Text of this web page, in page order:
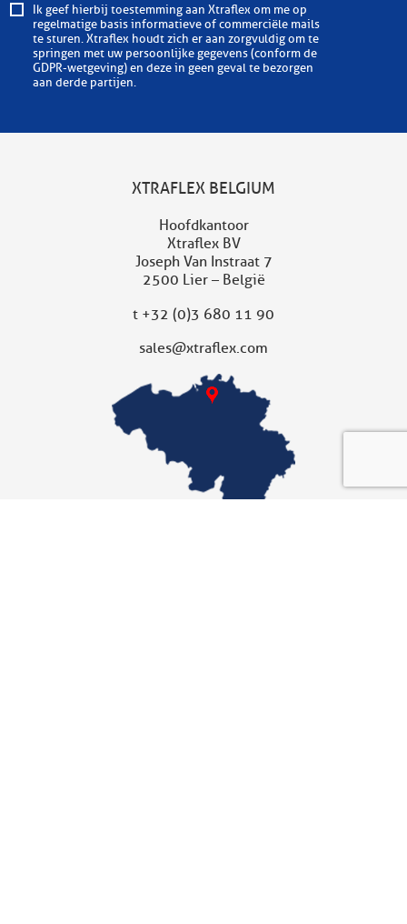
Ik geef hierbij toestemming aan Xtraflex om me op
regelmatige basis informatieve of commerciële mails
te sturen. Xtraflex houdt zich er aan zorgvuldig om te
springen met uw persoonlijke gegevens (conform de
GDPR-wetgeving) en deze in geen geval te bezorgen
aan derde partijen.
XTRAFLEX BELGIUM
Hoofdkantoor
Xtraflex BV
Joseph Van Instraat 7
2500 Lier – België
t +32 (0)3 680 11 90
sales@xtraflex.com